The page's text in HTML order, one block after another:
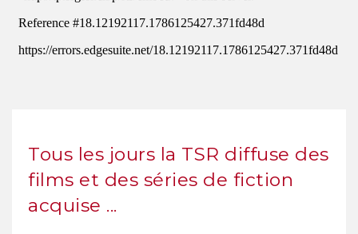
Tous les jours la TSR diffuse des
films et des séries de fiction
acquise ...